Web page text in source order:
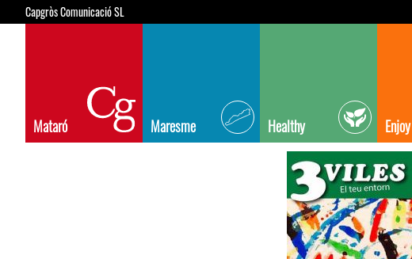
Capgròs Comunicació SL
Mataró Maresme Healthy Enjoy